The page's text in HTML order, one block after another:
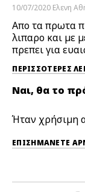
10/07/2020 Ελενη
Απο τα πρωτα
λιπαρο και με
πρεπει για
ΠΕΡΙΣΣΌΤΕΡΕΣ
Ναι, θα το
Ήταν χρήσιμη